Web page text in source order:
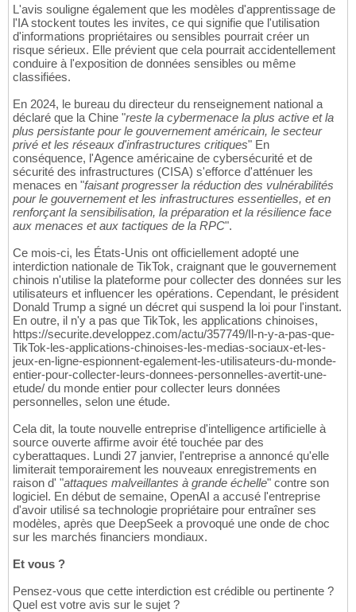
L'avis souligne également que les modèles d'apprentissage de
l'IA stockent toutes les invites, ce qui signifie que l'utilisation
d'informations propriétaires ou sensibles pourrait créer un
risque sérieux. Elle prévient que cela pourrait accidentellement
conduire à l'exposition de données sensibles ou même
classifiées.
En 2024, le bureau du directeur du renseignement national a
déclaré que la Chine "reste la cybermenace la plus active et la
plus persistante pour le gouvernement américain, le secteur
privé et les réseaux d'infrastructures critiques" En
conséquence, l'Agence américaine de cybersécurité et de
sécurité des infrastructures (CISA) s'efforce d'atténuer les
menaces en "faisant progresser la réduction des vulnérabilités
pour le gouvernement et les infrastructures essentielles, et en
renforçant la sensibilisation, la préparation et la résilience face
aux menaces et aux tactiques de la RPC".
Ce mois-ci, les États-Unis ont officiellement adopté une
interdiction nationale de TikTok, craignant que le gouvernement
chinois n'utilise la plateforme pour collecter des données sur les
utilisateurs et influencer les opérations. Cependant, le président
Donald Trump a signé un décret qui suspend la loi pour l'instant.
En outre, il n'y a pas que TikTok, les applications chinoises,
https://securite.developpez.com/actu/357749/Il-n-y-a-pas-que-
TikTok-les-applications-chinoises-les-medias-sociaux-et-les-
jeux-en-ligne-espionnent-egalement-les-utilisateurs-du-monde-
entier-pour-collecter-leurs-donnees-personnelles-avertit-une-
etude/ du monde entier pour collecter leurs données
personnelles, selon une étude.
Cela dit, la toute nouvelle entreprise d'intelligence artificielle à
source ouverte affirme avoir été touchée par des
cyberattaques. Lundi 27 janvier, l'entreprise a annoncé qu'elle
limiterait temporairement les nouveaux enregistrements en
raison d' "attaques malveillantes à grande échelle" contre son
logiciel. En début de semaine, OpenAI a accusé l'entreprise
d'avoir utilisé sa technologie propriétaire pour entraîner ses
modèles, après que DeepSeek a provoqué une onde de choc
sur les marchés financiers mondiaux.
Et vous ?
Pensez-vous que cette interdiction est crédible ou pertinente ?
Quel est votre avis sur le sujet ?